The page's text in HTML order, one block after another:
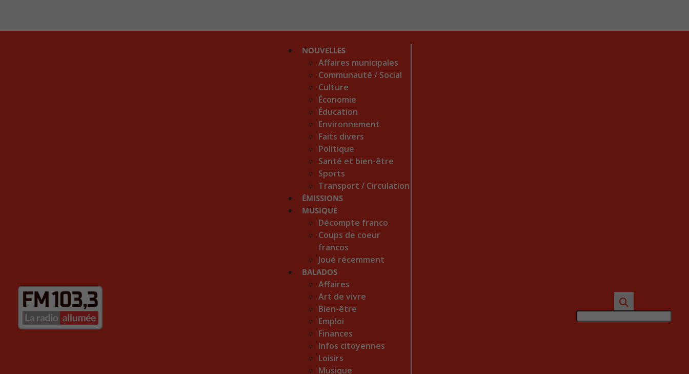
NOUVELLES
Affaires municipales
Communauté / Social
Culture
Économie
Éducation
Environnement
Faits divers
Politique
Santé et bien-être
Sports
Transport / Circulation
ÉMISSIONS
MUSIQUE
Décompte franco
Coups de coeur
francos
Joué récemment
BALADOS
Affaires
Art de vivre
Bien-être
Emploi
Finances
Infos citoyennes
Loisirs
Musique